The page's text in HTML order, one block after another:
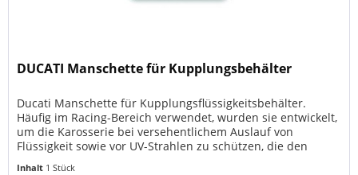
DUCATI Manschette für Kupplungsbehälter
Ducati Manschette für Kupplungsflüssigkeitsbehälter.
Häufig im Racing-Bereich verwendet, wurden sie entwickelt,
um die Karosserie bei versehentlichem Auslauf von
Flüssigkeit sowie vor UV-Strahlen zu schützen, die den
Inhalt 1 Stück